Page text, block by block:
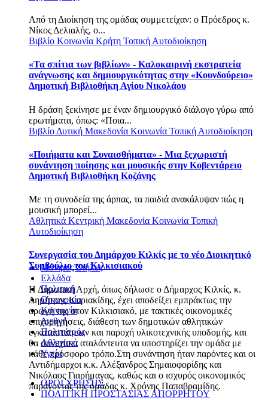
Από τη Διοίκηση της ομάδας συμμετείχαν: o Πρόεδρος κ.
Νίκος Δελιαλής, ο...
Βιβλίο Κοινωνία Κρήτη Τοπική Αυτοδιοίκηση
«Τα σπίτια των βιβλίων» - Καλοκαιρινή εκστρατεία
ανάγνωσης και δημιουργικότητας στην «Κουνδούρειο»
Δημοτική Βιβλιοθήκη Αγίου Νικολάου
Η δράση ξεκίνησε με έναν δημιουργικό διάλογο γύρω από
ερωτήματα, όπως: «Ποια...
Βιβλίο Δυτική Μακεδονία Κοινωνία Τοπική Αυτοδιοίκηση
«Ποιήματα και Συναισθήματα» - Μια ξεχωριστή
συνάντηση ποίησης και μουσικής στην Κοβεντάρειο
Δημοτική Βιβλιοθήκη Κοζάνης
Με τη συνοδεία της άρπας, τα παιδιά ανακάλυψαν πώς η
μουσική μπορεί...
Αθλητικά Κεντρική Μακεδονία Κοινωνία Τοπική
Αυτοδιοίκηση
Συνεργασία του Δημάρχου Κιλκίς με το νέο Διοικητικό
Συμβούλιο του Κιλκισιακού
Η Δημοτική Αρχή, όπως δήλωσε ο Δήμαρχος Κιλκίς, κ.
Δημήτρης Κυριακίδης, έχει αποδείξει εμπράκτως την
αρωγή της στον Κιλκισιακό, με τακτικές οικονομικές
επιχορηγήσεις, διάθεση των δημοτικών αθλητικών
εγκαταστάσεων και παροχή υλικοτεχνικής υποδομής, και
θα συνεχίσει αταλάντευτα να υποστηρίζει την ομάδα με
κάθε πρόσφορο τρόπο.Στη συνάντηση ήταν παρόντες και οι
Αντιδήμαρχοι κ.κ. Αλέξανδρος Σημαιοφορίδης και
Νικόλαος Γιαρήμαγας, καθώς και ο ισχυρός οικονομικός
παράγοντας της ομάδας κ. Χρόνης Παπαβραμίδης.
Μόνιμες Στήλες
Ελλάδα
Πολιτική
Οικονομία
Κοινωνία
Διεθνή
Πολιτισμός
Αθλητικά
Υγεία
ΟΡΟΙ ΧΡΗΣΗΣ
ΠΟΛΙΤΙΚΗ ΠΡΟΣΤΑΣΙΑΣ ΑΠΟΡΡΗΤΟΥ